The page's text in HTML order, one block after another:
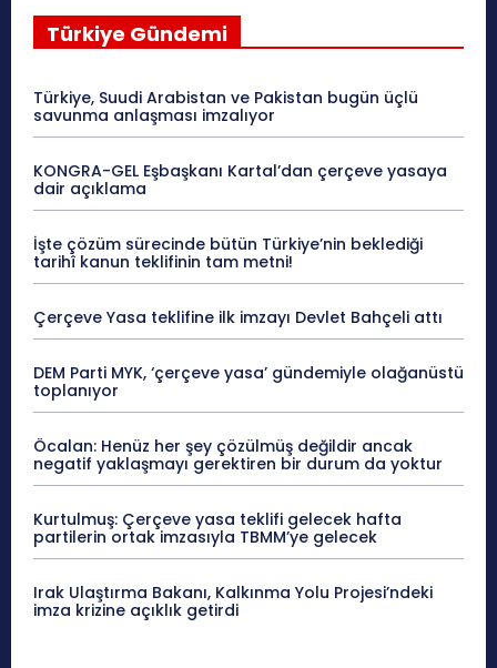
Türkiye Gündemi
Türkiye, Suudi Arabistan ve Pakistan bugün üçlü
savunma anlaşması imzalıyor
KONGRA-GEL Eşbaşkanı Kartal’dan çerçeve yasaya
dair açıklama
İşte çözüm sürecinde bütün Türkiye’nin beklediği
tarihî kanun teklifinin tam metni!
Çerçeve Yasa teklifine ilk imzayı Devlet Bahçeli attı
DEM Parti MYK, ‘çerçeve yasa’ gündemiyle olağanüstü
toplanıyor
Öcalan: Henüz her şey çözülmüş değildir ancak
negatif yaklaşmayı gerektiren bir durum da yoktur
Kurtulmuş: Çerçeve yasa teklifi gelecek hafta
partilerin ortak imzasıyla TBMM’ye gelecek
Irak Ulaştırma Bakanı, Kalkınma Yolu Projesi’ndeki
imza krizine açıklık getirdi